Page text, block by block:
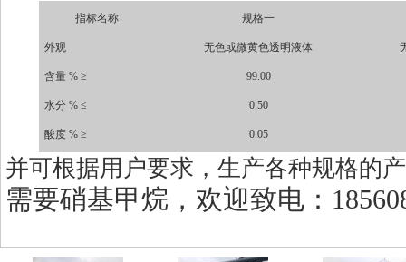
指标名称 规格一
外观 无色或微黄色透明液体
含量 % ≥ 99.00
水分 % ≤ 0.50
酸度 % ≥ 0.05
并可根据用户要求，生产各种规格的
需要硝基甲烷，欢迎致电：